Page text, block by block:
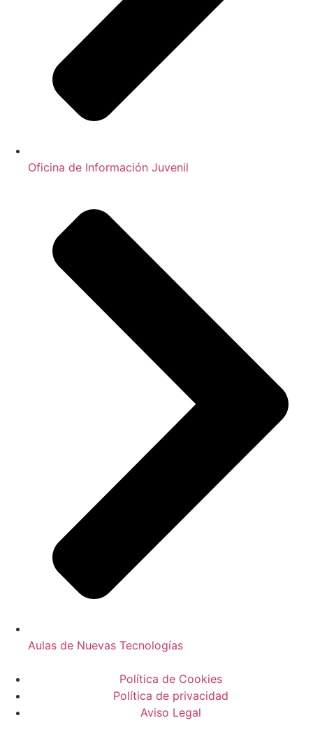
Oficina de Información Juvenil
Aulas de Nuevas Tecnologías
Política de Cookies
Política de privacidad
Aviso Legal